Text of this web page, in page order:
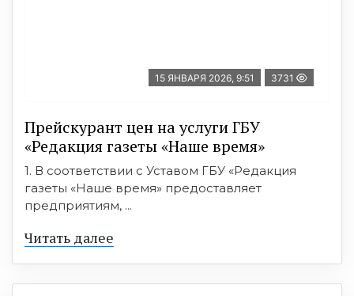
15 ЯНВАРЯ 2026, 9:51 3731
Прейскурант цен на услуги ГБУ
«Редакция газеты «Наше время»
1. В соответствии с Уставом ГБУ «Редакция
газеты «Наше время» предоставляет
предприятиям, ...
Читать далее